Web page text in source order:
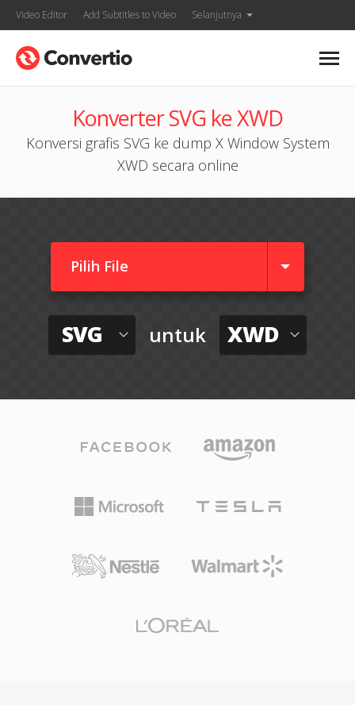
Video Editor Add Subtitles to Video Selanjutnya
Konverter SVG ke XWD
Konversi grafis SVG ke dump X Window System
XWD secara online
Pilih File
SVG untuk XWD